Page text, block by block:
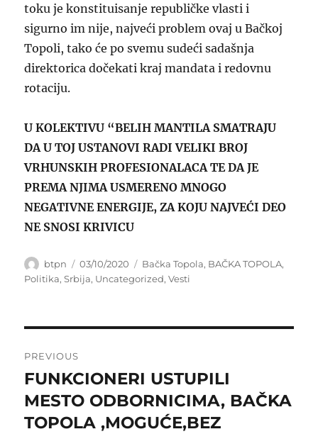
toku je konstituisanje republičke vlasti i
sigurno im nije, najveći problem ovaj u Bačkoj
Topoli, tako će po svemu sudeći sadašnja
direktorica dočekati kraj mandata i redovnu
rotaciju.
U KOLEKTIVU “BELIH MANTILA SMATRAJU
DA U TOJ USTANOVI RADI VELIKI BROJ
VRHUNSKIH PROFESIONALACA TE DA JE
PREMA NJIMA USMERENO MNOGO
NEGATIVNE ENERGIJE, ZA KOJU NAJVEĆI DEO
NE SNOSI KRIVICU
Author
btpn
Posted
on
03/10/2020 Categories
Bačka Topola, BAČKA TOPOLA,
Politika,Srbija, Uncategorized,Vesti
navigation
PREVIOUS
Previous
post:
FUNKCIONERI USTUPILI
MESTO ODBORNICIMA, BAČKA
TOPOLA ,MOGUĆE,BEZ